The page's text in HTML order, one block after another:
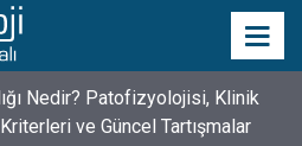
Günü Nasıl Ortaya Çıktı? 10